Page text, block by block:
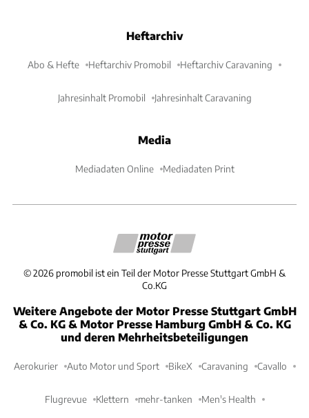
Heftarchiv
Abo & Hefte Heftarchiv Promobil Heftarchiv Caravaning
Jahresinhalt Promobil Jahresinhalt Caravaning
Media
Mediadaten Online Mediadaten Print
©2026 promobil ist ein Teil der Motor Presse Stuttgart GmbH &
Co.KG
Weitere Angebote der Motor Presse Stuttgart GmbH
& Co. KG & Motor Presse Hamburg GmbH & Co. KG
und deren Mehrheitsbeteiligungen
Aerokurier Auto Motor und Sport BikeX Caravaning Cavallo
Flugrevue Klettern mehr-tanken Men's Health